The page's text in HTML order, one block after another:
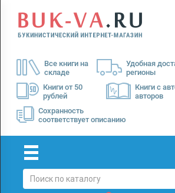
Все книги на
складе
Удобная
регионы
Книги от 50
рублей
Книги с
авторов
Сохранность
соответствует описанию
Menu
Доставка
Оплата